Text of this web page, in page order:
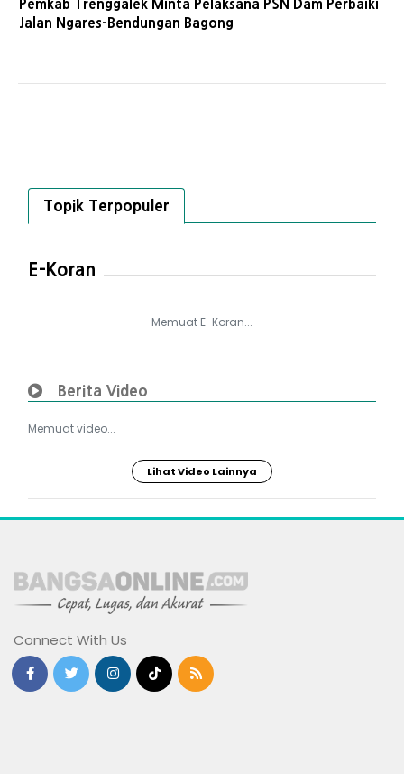
Pemkab Trenggalek Minta Pelaksana PSN Dam Perbaiki
Jalan Ngares-Bendungan Bagong
Topik Terpopuler
E-Koran
Memuat E-Koran...
Berita Video
Memuat video...
Lihat Video Lainnya
Connect With Us